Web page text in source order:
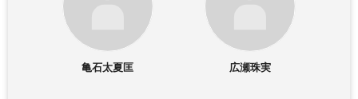
亀石太夏匡 広瀬珠実